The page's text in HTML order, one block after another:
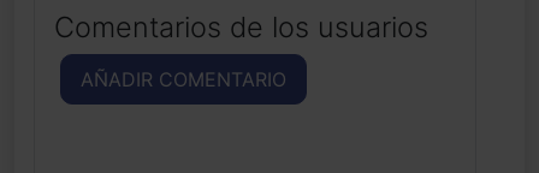
Comentarios de los usuarios
AÑADIR COMENTARIO